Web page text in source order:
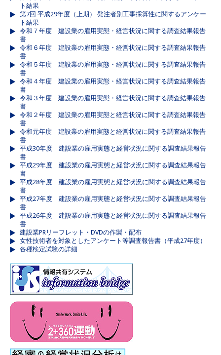
ト結果
第7回 平成29年度（上期） 発注者別工事採算性に関するアンケー
ト結果
令和７年度 建設業の雇用実態・経営状況に関する調査結果報告
書
令和６年度 建設業の雇用実態・経営状況に関する調査結果報告
書
令和５年度 建設業の雇用実態・経営状況に関する調査結果報告
書
令和４年度 建設業の雇用実態・経営状況に関する調査結果報告
書
令和３年度 建設業の雇用実態・経営状況に関する調査結果報告
書
令和２年度 建設業の雇用実態と経営状況に関する調査結果報告
書
令和元年度 建設業の雇用実態と経営状況に関する調査結果報告
書
平成30年度 建設業の雇用実態と経営状況に関する調査結果報告
書
平成29年度 建設業の雇用実態と経営状況に関する調査結果報告
書
平成28年度 建設業の雇用実態と経営状況に関する調査結果報告
書
平成27年度 建設業の雇用実態と経営状況に関する調査結果報告
書
平成26年度 建設業の雇用実態と経営状況に関する調査結果報告
書
建設業PRリーフレット・DVDの作製・配布
女性技術者を対象としたアンケート等調査報告書（平成27年度）
各種検定試験の詳細